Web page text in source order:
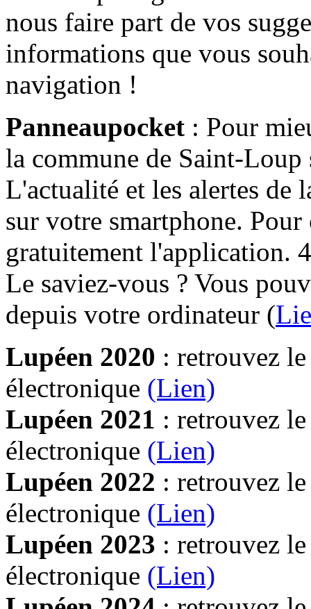
nous faire part de vos
informations que vous
navigation !
Panneaupocket : Pour
la commune de Saint-Loup
L'actualité et les alertes de
sur votre smartphone.
gratuitement l'application.
Le saviez-vous ? Vous
depuis votre ordinateur (
Lupéen 2020 : retrouvez
électronique (Lien)
Lupéen 2021 : retrouvez
électronique (Lien)
Lupéen 2022 : retrouvez
électronique (Lien)
Lupéen 2023 : retrouvez
électronique (Lien)